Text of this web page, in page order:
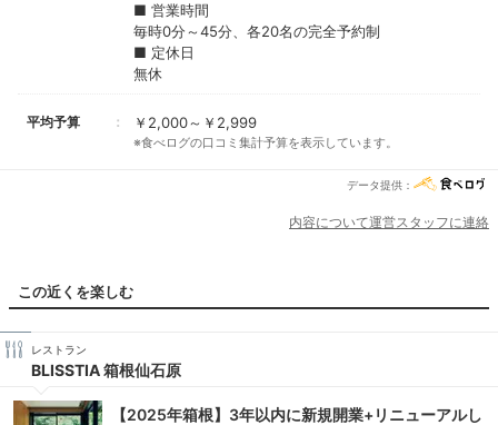
■ 営業時間
毎時0分～45分、各20名の完全予約制
■ 定休日
無休
平均予算 ￥2,000～￥2,999
※食べログの口コミ集計予算を表示しています。
データ提供：
内容について運営スタッフに連絡
この近くを楽しむ
レストラン
BLISSTIA 箱根仙石原
【2025年箱根】3年以内に新規開業+リニューアルし